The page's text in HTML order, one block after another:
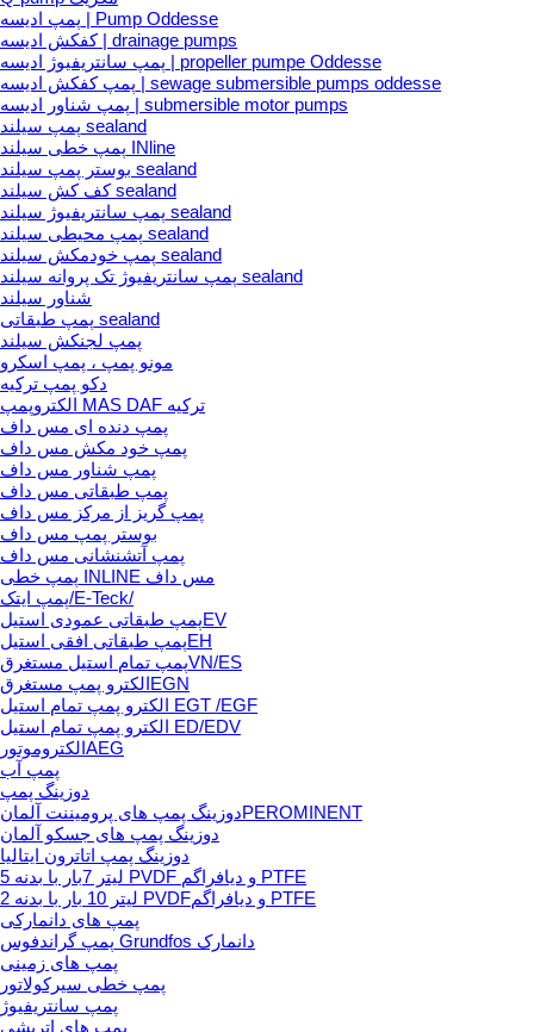
پمپ ادیسه | Pump Oddesse
کفکش ادیسه | drainage pumps
پمپ سانتریفیوژ ادیسه | propeller pumpe Oddesse
پمپ کفکش ادیسه | sewage submersible pumps oddesse
پمپ شناور ادیسه | submersible motor pumps
پمپ سیلند sealand
پمپ خطی سیلند INline
بوستر پمپ سیلند sealand
کف کش سیلند sealand
پمپ سانتریفیوژ سیلند sealand
پمپ محیطی سیلند sealand
پمپ خودمکش سیلند sealand
پمپ سانتریفیوژ تک پروانه سیلند sealand
شناور سیلند
پمپ طبقاتی sealand
پمپ لجنکش سیلند
مونو پمپ ، پمپ اسکرو
دکو پمپ ترکیه
الکتروپمپ MAS DAF ترکیه
پمپ دنده ای مس داف
پمپ خود مکش مس داف
پمپ شناور مس داف
پمپ طبقاتی مس داف
پمپ گریز از مرکز مس داف
بوستر پمپ مس داف
پمپ آتشنشانی مس داف
پمپ خطی INLINE مس داف
پمپ ایتک/E-Teck/
پمپ طبقاتی عمودی استیلEV
پمپ طبقاتی افقی استیلEH
پمپ تمام استیل مستغرقVN/ES
الکترو پمپ مستغرقEGN
الکترو پمپ تمام استیل EGT /EGF
الکترو پمپ تمام استیل ED/EDV
الکتروموتورAEG
پمپ آب
دوزینگ پمپ
دوزینگ پمپ های پرومیننت آلمانPEROMINENT
دوزینگ پمپ های جسکو آلمان
دوزینگ پمپ اتاترون ایتالیا
5 لیتر 7بار با بدنه PVDF و دیافراگم PTFE
2 لیتر 10 بار با بدنه PVDFو دیافراگم PTFE
پمپ های دانمارکی
پمپ گراندفوس Grundfos دانمارک
پمپ های زمینی
پمپ خطی سیرکولاتور
پمپ سانتریفیوژ
پمپ های اتریشی